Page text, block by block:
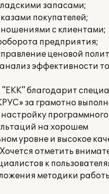
запасами;
покупателей;
с клиентами;
предприятия;
ценовой
эффективности
благодарит
за грамотно
на хорошем
уровне и высокое
отметить
к
методики